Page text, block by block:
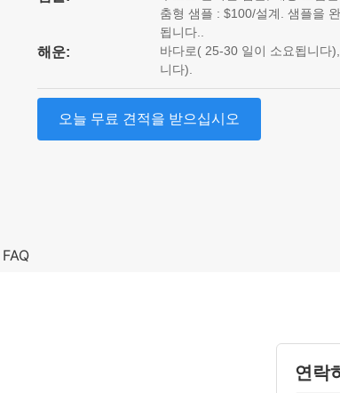
춤형 샘플 : $100/설계. 샘플을
됩니다..
해운:
바다로( 25-30 일이 소요됩니다
니다).
오늘 무료 견적을 받으십시오
FAQ
연락